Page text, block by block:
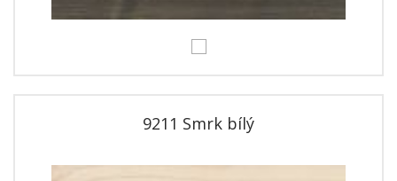
9211 Smrk bílý